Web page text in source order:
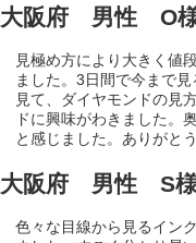
大阪府 男性 O
見極め方により大きく値
ました。3日間で今まで
見て、ダイヤモンドの見
ドに興味がわきました。
と感じました。ありがと
大阪府 男性 S
色々な目線から見るイン